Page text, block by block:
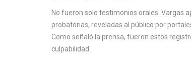
No fueron solo testimonios orales. Vargas
probatorias, reveladas al público por
Como señaló la prensa, fueron estos
culpabilidad.